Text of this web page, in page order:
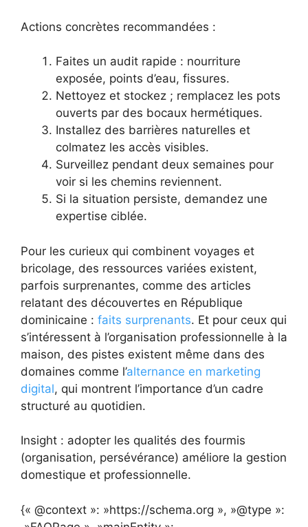
Actions concrètes recommandées :
Faites un audit rapide : nourriture
exposée, points d’eau, fissures.
Nettoyez et stockez ; remplacez les pots
ouverts par des bocaux hermétiques.
Installez des barrières naturelles et
colmatez les accès visibles.
Surveillez pendant deux semaines pour
voir si les chemins reviennent.
Si la situation persiste, demandez une
expertise ciblée.
Pour les curieux qui combinent voyages et
bricolage, des ressources variées existent,
parfois surprenantes, comme des articles
relatant des découvertes en République
dominicaine : faits surprenants. Et pour ceux qui
s’intéressent à l’organisation professionnelle à la
maison, des pistes existent même dans des
domaines comme l’alternance en marketing
digital, qui montrent l’importance d’un cadre
structuré au quotidien.
Insight : adopter les qualités des fourmis
(organisation, persévérance) améliore la gestion
domestique et professionnelle.
{« @context »: »https://schema.org », »@type »: